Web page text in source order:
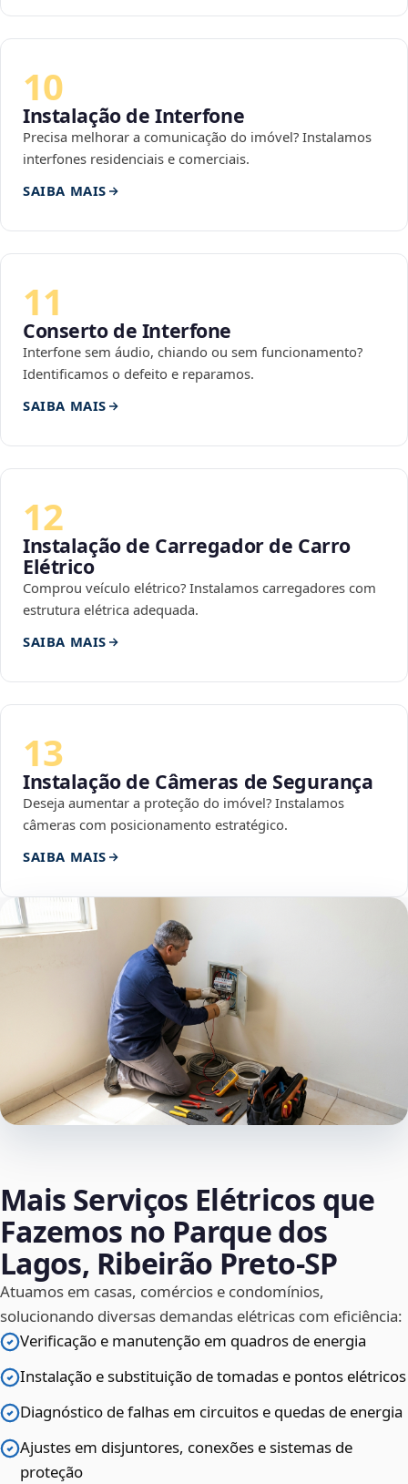
10
Instalação de Interfone
Precisa melhorar a comunicação do imóvel? Instalamos
interfones residenciais e comerciais.
SAIBA MAIS
11
Conserto de Interfone
Interfone sem áudio, chiando ou sem funcionamento?
Identificamos o defeito e reparamos.
SAIBA MAIS
12
Instalação de Carregador de Carro
Elétrico
Comprou veículo elétrico? Instalamos carregadores com
estrutura elétrica adequada.
SAIBA MAIS
13
Instalação de Câmeras de Segurança
Deseja aumentar a proteção do imóvel? Instalamos
câmeras com posicionamento estratégico.
SAIBA MAIS
Mais Serviços Elétricos que
Fazemos no Parque dos
Lagos, Ribeirão Preto‑SP
Atuamos em casas, comércios e condomínios,
solucionando diversas demandas elétricas com eficiência:
Verificação e manutenção em quadros de energia
Instalação e substituição de tomadas e pontos elétricos
Diagnóstico de falhas em circuitos e quedas de energia
Ajustes em disjuntores, conexões e sistemas de
proteção